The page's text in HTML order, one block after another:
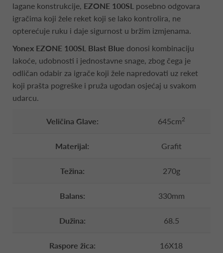
lagane konstrukcije, EZONE 100SL posebno odgovara
igračima koji žele reket koji se lako kontrolira, ne
opterećuje ruku i daje sigurnost u bržim izmjenama.
Yonex EZONE 100SL Blast Blue donosi kombinaciju
lakoće, udobnosti i jednostavne snage, zbog čega je
odličan odabir za igrače koji žele napredovati uz reket
koji prašta pogreške i pruža ugodan osjećaj u svakom
udarcu.
Veličina Glave: 645cm2
Materijal: Grafit
Težina: 270g
Balans: 330mm
Dužina: 68.5
Raspore žica: 16X18